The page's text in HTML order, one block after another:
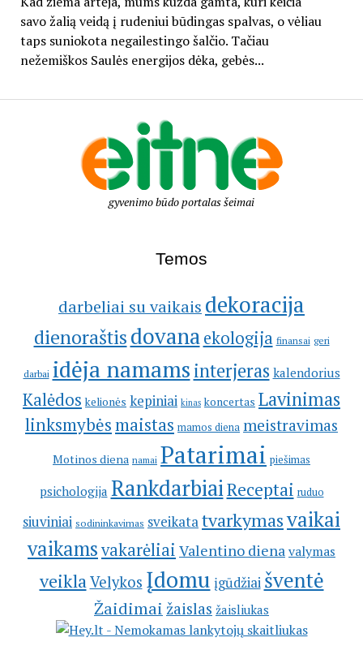
savo žalią veidą į rudeniui būdingas spalvas, o vėliau
taps suniokota negailestingo šalčio. Tačiau
nežemiškos Saulės energijos dėka, gebės...
gyvenimo būdo portalas šeimai
Temos
darbeliai su vaikais dekoracija
dienoraštisdovana ekologija finansai geri
darbai idėja namams interjeras kalendorius
Kalėdos kelionės kepiniai kinas koncertas Lavinimas
linksmybėsmaistas mamos diena meistravimas
Motinos diena namai Patarimai piešimas
psichologija RankdarbiaiReceptai ruduo
siuviniai sodininkavimas sveikatatvarkymasvaikai
vaikamsvakarėliai Valentino diena valymas
veikla Velykos Įdomu įgūdžiai šventė
Žaidimai žaislas žaisliukas